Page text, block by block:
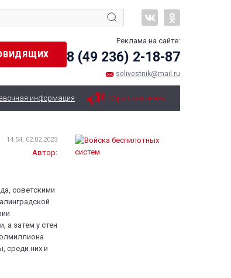
Реклама на сайте:
8 (49 236) 2-18-87
selivestnik@mail.ru
информация Обратная связь
14:54, 02.02.2023
Автор:
советскими
а затем у стен
среди них и